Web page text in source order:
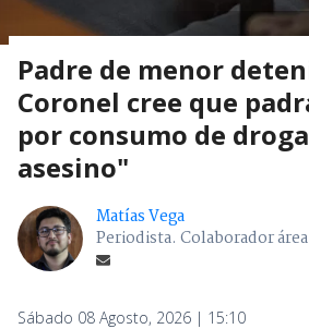
Padre de menor
Coronel cree que
por consumo de
asesino"
Matías Vega
Periodista. Colaborador
Sábado 08 Agosto, 2026 | 15:10